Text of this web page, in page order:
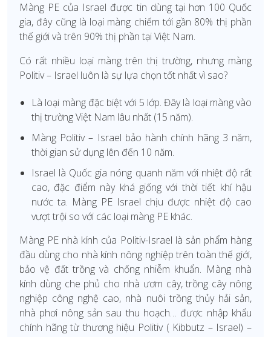
Màng PE của Israel được tin dùng tại hơn 100 Quốc
gia, đây cũng là loại màng chiếm tới gần 80% thị phần
thế giới và trên 90% thị phần tại Việt Nam.
Có rất nhiều loại màng trên thị trường, nhưng màng
Politiv – Israel luôn là sự lựa chọn tốt nhất vì sao?
Là loại màng đặc biệt với 5 lớp. Đây là loại màng vào
thị trường Việt Nam lâu nhất (15 năm).
Màng Politiv – Israel bảo hành chính hãng 3 năm,
thời gian sử dụng lên đến 10 năm.
Israel là Quốc gia nóng quanh năm với nhiệt độ rất
cao, đặc điểm này khá giống với thời tiết khí hậu
nước ta. Màng PE Israel chịu được nhiệt độ cao
vượt trội so với các loại màng PE khác.
Màng PE nhà kính của Politiv-Israel là sản phẩm hàng
đầu dùng cho nhà kính nông nghiệp trên toàn thế giới,
bảo vệ đất trồng và chống nhiễm khuẩn. Màng nhà
kính dùng che phủ cho nhà ươm cây, trồng cây nông
nghiệp công nghệ cao, nhà nuôi trồng thủy hải sản,
nhà phơi nông sản sau thu hoạch… được nhập khẩu
chính hãng từ thương hiệu Politiv ( Kibbutz – Israel) –